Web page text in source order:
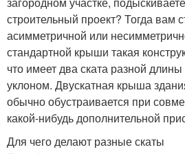
строительный проект? Тогда вам
асимметричной или
стандартной крыши такая
что имеет два ската разной
уклоном. Двускатная крыша
обычно обустраивается при
какой-нибудь дополнительной
Для чего делают разные скаты